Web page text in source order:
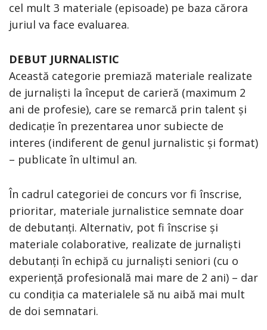
cel mult 3 materiale (episoade) pe baza cărora
juriul va face evaluarea.
DEBUT JURNALISTIC
Această categorie premiază materiale realizate
de jurnaliști la început de carieră (maximum 2
ani de profesie), care se remarcă prin talent și
dedicație în prezentarea unor subiecte de
interes (indiferent de genul jurnalistic și format)
– publicate în ultimul an.
În cadrul categoriei de concurs vor fi înscrise,
prioritar, materiale jurnalistice semnate doar
de debutanți. Alternativ, pot fi înscrise și
materiale colaborative, realizate de jurnaliști
debutanți în echipă cu jurnaliști seniori (cu o
experiență profesională mai mare de 2 ani) – dar
cu condiția ca materialele să nu aibă mai mult
de doi semnatari.